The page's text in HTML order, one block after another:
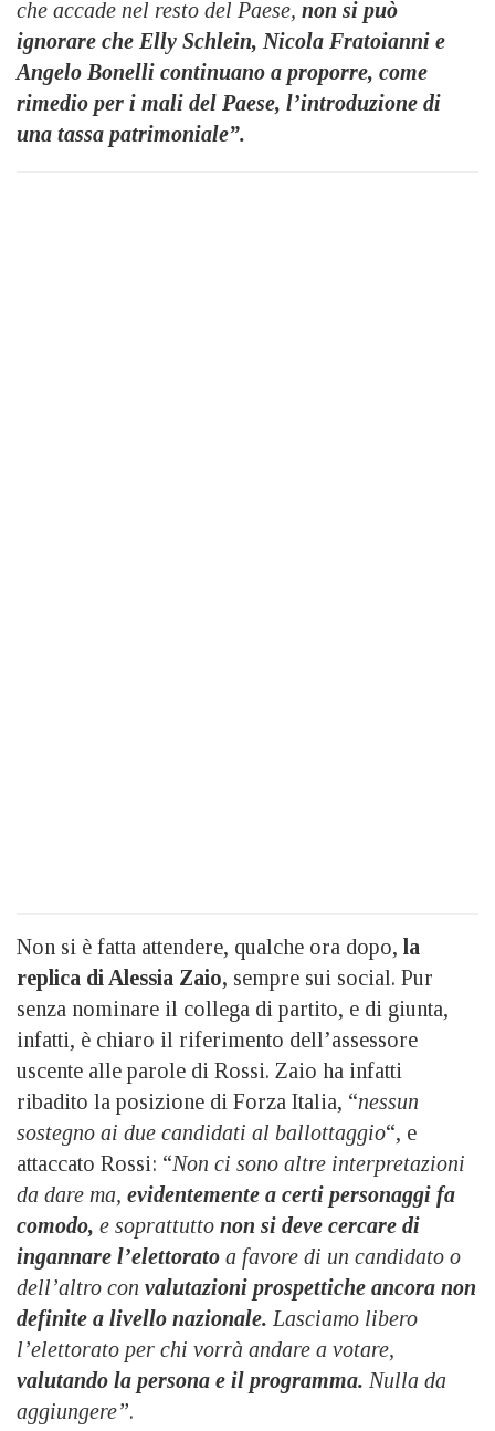
che accade nel resto del Paese, non si può
ignorare che Elly Schlein, Nicola Fratoianni e
Angelo Bonelli continuano a proporre, come
rimedio per i mali del Paese, l’introduzione di
una tassa patrimoniale”.
Non si è fatta attendere, qualche ora dopo, la
replica di Alessia Zaio, sempre sui social. Pur
senza nominare il collega di partito, e di giunta,
infatti, è chiaro il riferimento dell’assessore
uscente alle parole di Rossi. Zaio ha infatti
ribadito la posizione di Forza Italia, “nessun
sostegno ai due candidati al ballottaggio“, e
attaccato Rossi: “Non ci sono altre interpretazioni
da dare ma, evidentemente a certi personaggi fa
comodo, e soprattutto non si deve cercare di
ingannare l’elettorato a favore di un candidato o
dell’altro con valutazioni prospettiche ancora non
definite a livello nazionale. Lasciamo libero
l’elettorato per chi vorrà andare a votare,
valutando la persona e il programma. Nulla da
aggiungere”.